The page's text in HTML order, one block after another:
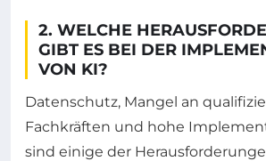
2. WELCHE
GIBT ES BEI DER
VON KI?
Datenschutz, Mangel an
Fachkräften und hohe
sind einige der